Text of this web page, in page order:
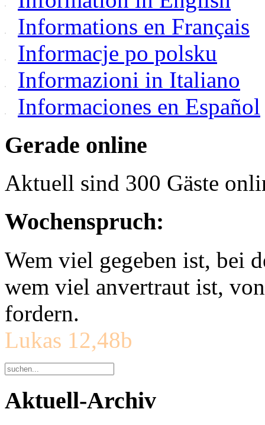
Informations en Français
Informacje po polsku
Informazioni in Italiano
Informaciones en Español
Gerade online
Aktuell sind 300 Gäste
Wochenspruch:
Wem viel gegeben ist, bei
wem viel anvertraut ist,
fordern.
Lukas 12,48b
Aktuell-Archiv